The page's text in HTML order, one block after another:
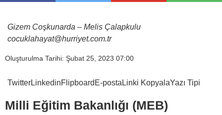
Gizem Coşkunarda – Melis Çalapkulu
cocuklahayat@hurriyet.com.tr
Oluşturulma Tarihi: Şubat 25, 2023 07:00
TwitterLinkedinFlipboard E-posta Linki KopyalaYazı Tipi
Milli Eğitim Bakanlığı (MEB)